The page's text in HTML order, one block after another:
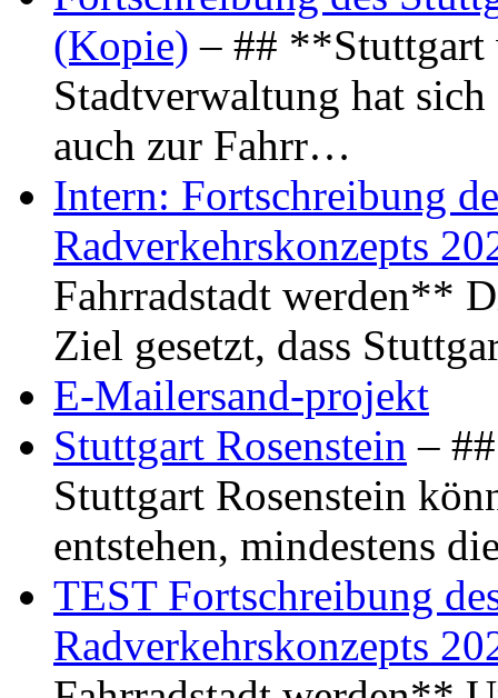
(Kopie) – ## **Stuttgart
Stadtverwaltung hat
auch zur Fahrr…
Intern: Fortschreibung
Radverkehrskonzepts
Fahrradstadt werden**
Ziel gesetzt, dass
E-Mailersand-projekt
Stuttgart Rosenstein –
Stuttgart Rosenstein
entstehen, mindestens
TEST Fortschreibung
Radverkehrskonzepts